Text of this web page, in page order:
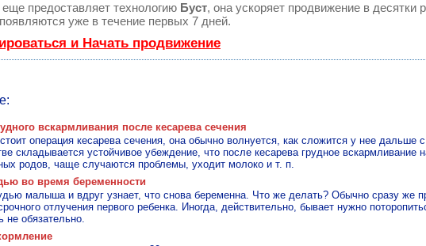
предоставляет технологию Буст, она ускоряет продвижение в десятки
уже в течение первых 7 дней.
и Начать продвижение
вскармливания после кесарева сечения
операция кесарева сечения, она обычно волнуется, как сложится у нее дальше
складывается устойчивое убеждение, что после кесарева грудное вскармливание
родов, чаще случаются проблемы, уходит молоко и т. п.
во время беременности
малыша и вдруг узнает, что снова беременна. Что же делать? Обычно сразу же
отлучения первого ребенка. Иногда, действительно, бывает нужно
не обязательно.